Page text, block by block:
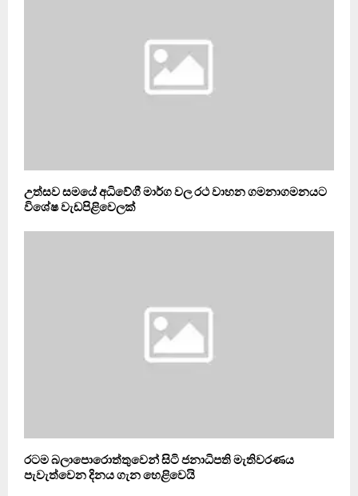
උත්සව සමයේ අධිවේගී මාර්ග වල රථ වාහන ගමනාගමනයට
විශේෂ වැඩපිළිවෙලක්
රටම බලාපොරොත්තුවෙන් සිටි ජනාධිපති මැතිවරණය
පැවැත්වෙන දිනය ගැන හෙළිවෙයි